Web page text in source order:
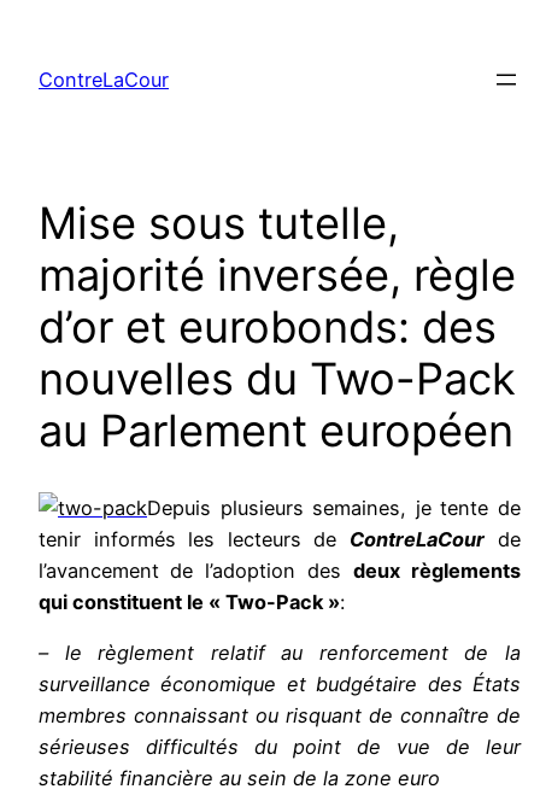
contenu
ContreLaCour
Mise sous tutelle,
majorité inversée, règle
d’or et eurobonds: des
nouvelles du Two-Pack
au Parlement européen
Depuis plusieurs semaines, je tente de
tenir informés les lecteurs de ContreLaCour de
l’avancement de l’adoption des deux règlements
qui constituent le « Two-Pack »:
– le règlement relatif au renforcement de la
surveillance économique et budgétaire des États
membres connaissant ou risquant de connaître de
sérieuses difficultés du point de vue de leur
stabilité financière au sein de la zone euro